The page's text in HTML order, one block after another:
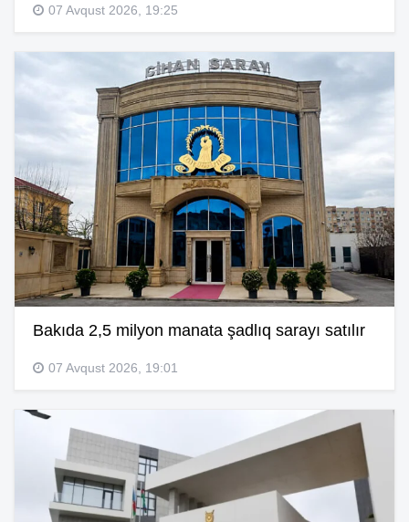
07 Avqust 2026, 19:25
Bakıda 2,5 milyon manata şadlıq sarayı satılır
07 Avqust 2026, 19:01